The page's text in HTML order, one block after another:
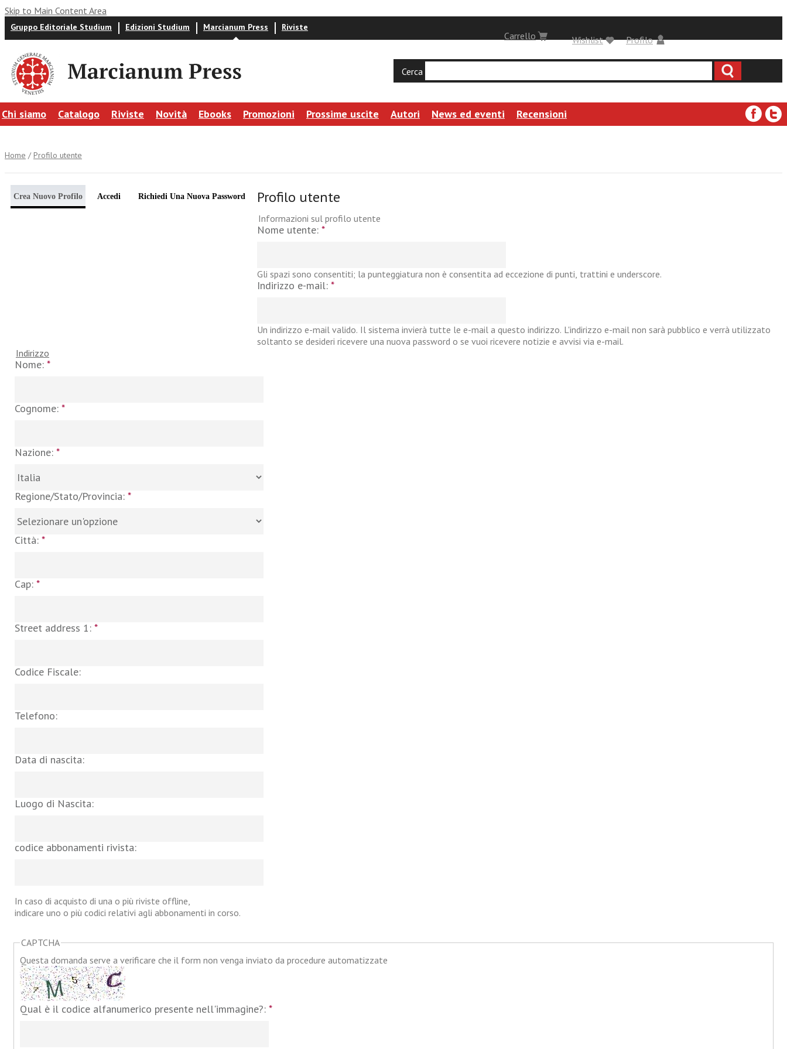
Skip to Main Content Area
Gruppo Editoriale Studium Edizioni Studium Marcianum Press Riviste
Carrello Profilo
Wishlist
Cerca
Chi siamo Catalogo Riviste Novità Ebooks Promozioni Prossime uscite Autori News ed eventi Recensioni
Home / Profilo utente
Crea Nuovo Profilo Accedi Richiedi Una Nuova Password Profilo utente
Informazioni sul profilo utente
Nome utente: *
Gli spazi sono consentiti; la punteggiatura non è consentita ad eccezione di punti, trattini e underscore.
Indirizzo e-mail: *
Un indirizzo e-mail valido. Il sistema invierà tutte le e-mail a questo indirizzo. L'indirizzo e-mail non sarà pubblico e verrà utilizzato
soltanto se desideri ricevere una nuova password o se vuoi ricevere notizie e avvisi via e-mail.
Indirizzo
Nome: *
Cognome: *
Nazione: *
Regione/Stato/Provincia: *
Città: *
Cap: *
Street address 1: *
Codice Fiscale:
Telefono:
Data di nascita:
Luogo di Nascita:
codice abbonamenti rivista:
In caso di acquisto di una o più riviste offline,
indicare uno o più codici relativi agli abbonamenti in corso.
CAPTCHA
Questa domanda serve a verificare che il form non venga inviato da procedure automatizzate
Qual è il codice alfanumerico presente nell'immagine?: *